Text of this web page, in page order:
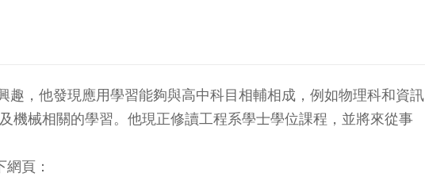
趣，他發現應用學習能夠與高中科目相輔相成，例如物理科和資訊
機械相關的學習。他現正修讀工程系學士學位課程，並將來從事
頁：